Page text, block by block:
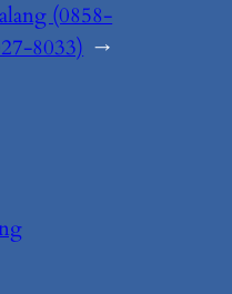
(0858-
8033) →